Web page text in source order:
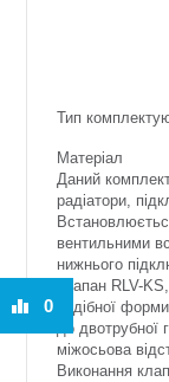
Тип
Матеріал
Даний
радіатори,
вентильними
нижнього
клапан RLV-
подібної
до
міжосьова
Виконання
0